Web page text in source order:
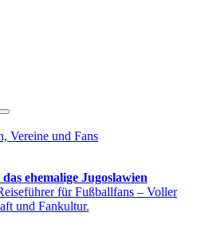
Vereine und Fans
ehemalige Jugoslawien
für Fußballfans – Voller
und Fankultur.